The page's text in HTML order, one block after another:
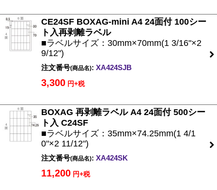
CE24SF BOXAG-mini A4 24面付 100シー
ト入再剥離ラベル
■ラベルサイズ：30mm×70mm(1 3/16"×2
9/12")
注文番号(商品名): XA424SJB
3,300 円+税
BOXAG 再剥離ラベル A4 24面付 500シー
ト入 C24SF
■ラベルサイズ：35mm×74.25mm(1 4/1
0"×2 11/12")
注文番号(商品名): XA424SK
11,200 円+税